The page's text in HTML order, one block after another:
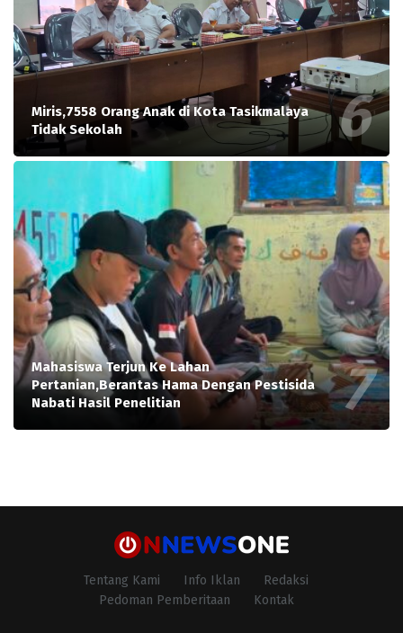
Miris,7558 Orang Anak di Kota Tasikmalaya
Tidak Sekolah
Mahasiswa Terjun Ke Lahan
Pertanian,Berantas Hama Dengan Pestisida
Nabati Hasil Penelitian
Tentang Kami Info Iklan
Redaksi
Pedoman Pemberitaan
Kontak